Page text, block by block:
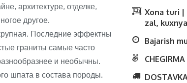
архитектуре, отделке,
другое.
Последние эффектны
граниты самые часто
и необычны.
шпата в состава породы.
Xona turi
zal,
Bajarish